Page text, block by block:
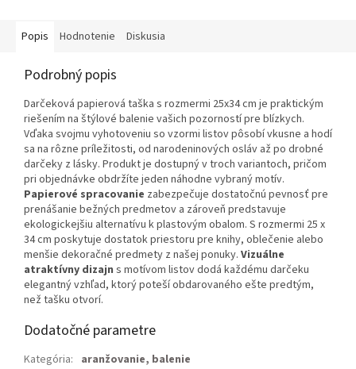
Popis Hodnotenie Diskusia
Podrobný popis
Darčeková papierová taška s rozmermi 25x34 cm je praktickým
riešením na štýlové balenie vašich pozorností pre blízkych.
Vďaka svojmu vyhotoveniu so vzormi listov pôsobí vkusne a hodí
sa na rôzne príležitosti, od narodeninových osláv až po drobné
darčeky z lásky. Produkt je dostupný v troch variantoch, pričom
pri objednávke obdržíte jeden náhodne vybraný motív.
Papierové spracovanie zabezpečuje dostatočnú pevnosť pre
prenášanie bežných predmetov a zároveň predstavuje
ekologickejšiu alternatívu k plastovým obalom. S rozmermi 25 x
34 cm poskytuje dostatok priestoru pre knihy, oblečenie alebo
menšie dekoračné predmety z našej ponuky. Vizuálne
atraktívny dizajn s motívom listov dodá každému darčeku
elegantný vzhľad, ktorý poteší obdarovaného ešte predtým,
než tašku otvorí.
Dodatočné parametre
Kategória: aranžovanie, balenie